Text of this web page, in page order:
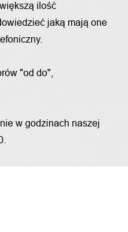
ilość
jaką mają one
"od do",
w godzinach naszej